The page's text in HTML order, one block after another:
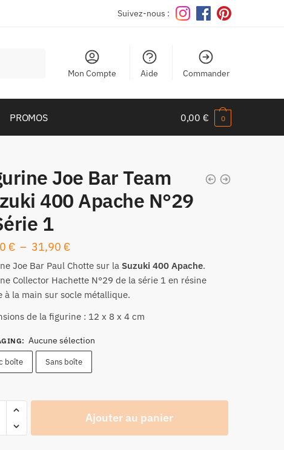
Suivez-nous :
Mon Compte Aide Commander
PROMOS 0,00 € 0
Joe Bar Team
400 Apache N°29
1
€ – 31,90 €Plage
de
prix :
29,90 €
à
31,90 €
Joe Bar Paul Chotte sur la Suzuki 400 Apache.
Collector Hachette N°29 de la série 1en résine
à la main sur socle métallique.
de la figurine : 12 x 8 x 4 cm
: Aucune sélection
boîte Sans boîte
Ajouter au panier